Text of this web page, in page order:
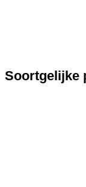
Soortgelijke